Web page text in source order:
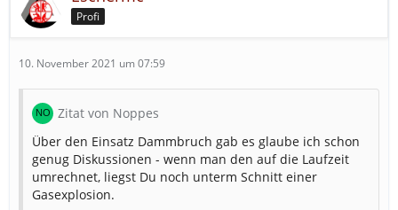
Profi
10. November 2021 um 07:59
Zitat von Noppes
Über den Einsatz Dammbruch gab es glaube ich schon
genug Diskussionen - wenn man den auf die Laufzeit
umrechnet, liegst Du noch unterm Schnitt einer
Gasexplosion.